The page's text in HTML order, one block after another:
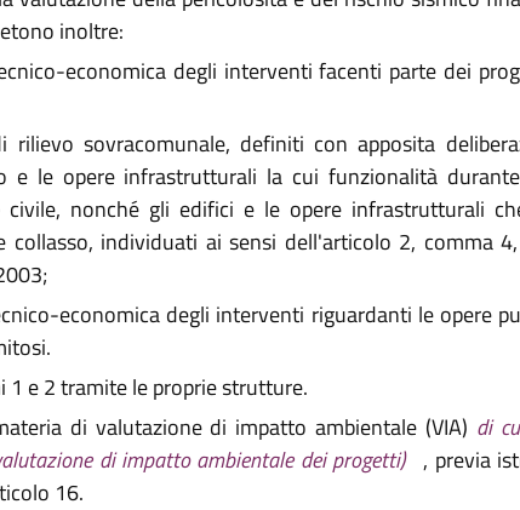
inoltre:
economica degli interventi facenti parte dei
sovracomunale, definiti con apposita
e le opere infrastrutturali la cui funzionalità
nonché gli edifici e le opere infrastrutturali
collasso, individuati ai sensi dell'articolo 2, comma
economica degli interventi riguardanti le opere
1 e 2 tramite le proprie strutture.
di valutazione di impatto ambientale (VIA) di
di impatto ambientale dei progetti) , previa
16.